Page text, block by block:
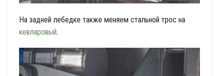
На задней лебедке также меняем стальной трос на
кевларовый.